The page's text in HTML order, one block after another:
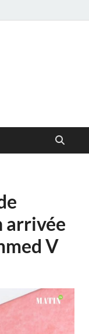
arrivée
V